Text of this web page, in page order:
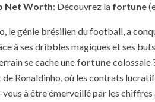
Net Worth: Découvrez la fortune
le génie brésilien du football, a
à ses dribbles magiques et ses
se cache une fortunecolossale
Ronaldinho, où les contrats
à être émerveillé par les